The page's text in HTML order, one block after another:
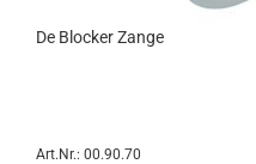
De Blocker Zange
Art.Nr.: 00.90.70